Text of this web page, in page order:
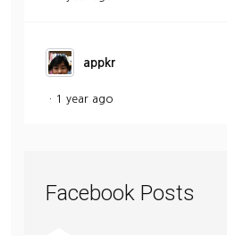
appkr
· 1 year ago
Facebook Posts